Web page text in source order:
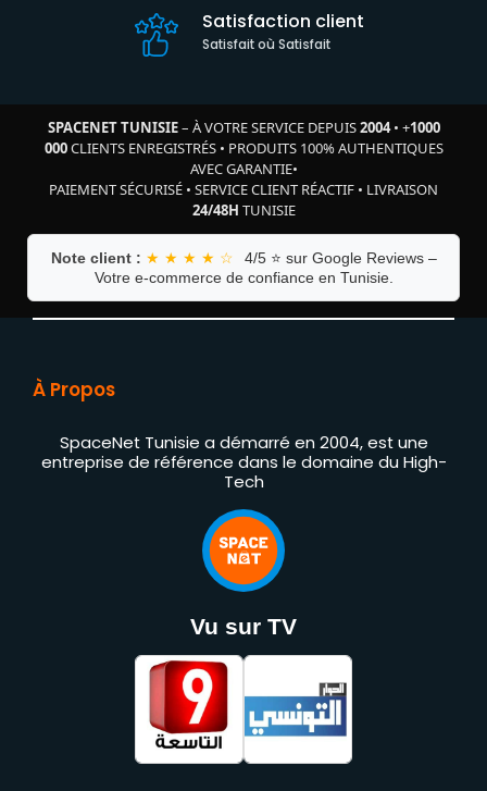
Satisfaction client
Satisfait où Satisfait
SPACENET TUNISIE– À VOTRE SERVICE DEPUIS2004• +1000
000CLIENTS ENREGISTRÉS• PRODUITS 100% AUTHENTIQUES
AVEC GARANTIE•
PAIEMENT SÉCURISÉ • SERVICE CLIENT RÉACTIF • LIVRAISON
24/48H TUNISIE
Note client : ★ ★ ★ ★ ☆
4/5 ⭐ sur Google Reviews –
Votre e-commerce de confiance en Tunisie.
À Propos
SpaceNet Tunisie a démarré en 2004, est une
entreprise de référence dans le domaine du High-
Tech
Vu sur TV